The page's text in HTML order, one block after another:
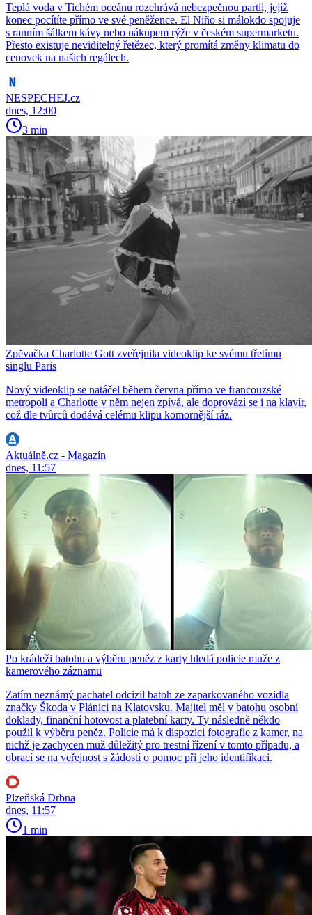
Teplá voda v Tichém oceánu rozehrává nebezpečnou partii, jejíž
konec pocítíte přímo ve své peněžence. El Niño si málokdo spojuje
s ranním šálkem kávy nebo nákupem rýže v českém supermarketu.
Přesto existuje neviditelný řetězec, který promítá změny klimatu do
cenovek na našich regálech.
NESPECHEJ.cz
dnes, 12:00
3 min
Zpěvačka Charlotte Gott zveřejnila videoklip ke svému třetímu
singlu Paris
Nový videoklip se natáčel během června přímo ve francouzské
metropoli a Charlotte v něm nejen zpívá, ale doprovází se i na klavír,
což dle tvůrců dodává celému klipu komornější ráz.
Aktuálně.cz - Magazín
dnes, 11:57
Po krádeži batohu a výběru peněz z karty hledá policie muže z
kamerového záznamu
Zatím neznámý pachatel odcizil batoh ze zaparkovaného vozidla
značky Škoda v Plánici na Klatovsku. Majitel měl v batohu osobní
doklady, finanční hotovost a platební karty. Ty následně někdo
použil k výběru peněz. Policie má k dispozici fotografie z kamer, na
nichž je zachycen muž důležitý pro trestní řízení v tomto případu, a
obrací se na veřejnost s žádostí o pomoc při jeho identifikaci.
Plzeňská Drbna
dnes, 11:57
1 min